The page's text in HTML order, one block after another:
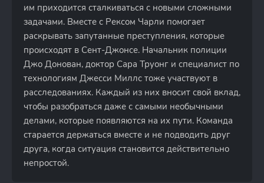
им приходится сталкиваться с новыми сложными
задачами. Вместе с Рексом Чарли помогает
раскрывать запутанные преступления, которые
происходят в Сент-Джонсе. Начальник полиции
Джо Донован, доктор Сара Труонг и специалист по
технологиям Джесси Миллс тоже участвуют в
расследованиях. Каждый из них вносит свой вклад,
чтобы разобраться даже с самыми необычными
делами, которые появляются на их пути. Команда
старается держаться вместе и не подводить друг
друга, когда ситуация становится действительно
непростой.